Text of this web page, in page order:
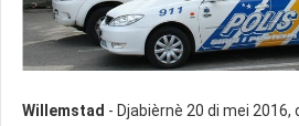
Willemstad - Djabièrnè 20 di mei